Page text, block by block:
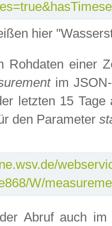
hier
Rohdaten einer
im JSON-
letzten 15
den Parameter
W/
Abruf auch